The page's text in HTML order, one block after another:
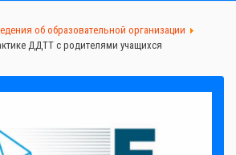
об образовательной организации
ДДТТ с родителями учащихся